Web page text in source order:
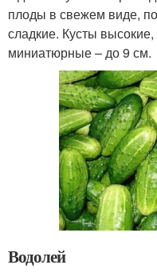
плоды в свежем виде,
сладкие. Кусты
миниатюрные – до 9 см.
Водолей